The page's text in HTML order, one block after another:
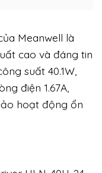
Meanwell là
cao và đáng tin
suất 40.1W,
điện 1.67A,
hoạt động ổn